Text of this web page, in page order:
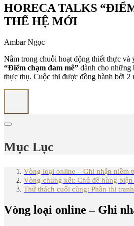
HORECA TALKS
THẾ HỆ MỚI
Ambar Ngọc
Nằm trong chuỗi hoạt động thiết thực và
“Điểm chạm đam mê” dành cho những
thực thụ. Cuộc thi được đồng hành bởi
Mục Lục
Vòng loại online – Ghi nhận niềm
Vòng chung kết: Chủ đề hùng biện
Thử thách cuối cùng: Phần thi
Vòng loại online – Ghi